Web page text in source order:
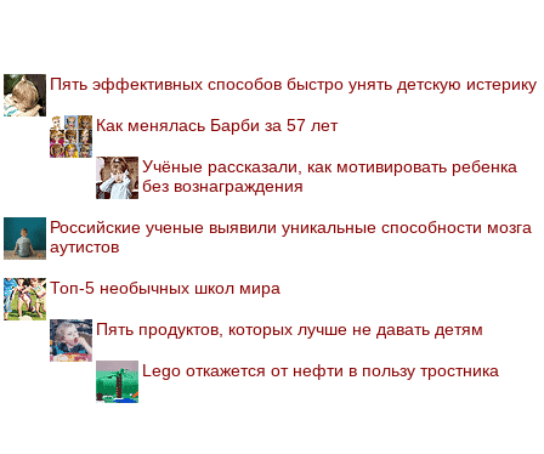
Пять эффективных способов быстро унять детскую истерику
Как менялась Барби за 57 лет
Учёные рассказали, как мотивировать ребенка
без вознаграждения
Российские ученые выявили уникальные способности мозга
аутистов
Топ-5 необычных школ мира
Пять продуктов, которых лучше не давать детям
Lego откажется от нефти в пользу тростника